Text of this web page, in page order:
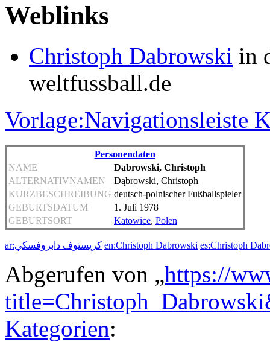
Weblinks
Christoph Dabrowski in
weltfussball.de
Vorlage:Navigationsleiste
Personendaten
NAME
Dabrowski, Christoph
ALTERNATIVNAMEN
Dąbrowski, Christoph
KURZBESCHREIBUNG deutsch-polnischer Fußballspieler
GEBURTSDATUM
1. Juli 1978
GEBURTSORT
Katowice, Polen
ar:كريستوف دابروفسكي en:Christoph Dabrowski es:Christoph
Abgerufen von „https://
Kategorien: